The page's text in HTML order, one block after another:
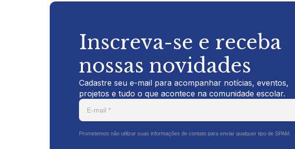
Inscreva-se e receba
nossas novidades
Cadastre seu e-mail para acompanhar notícias, eventos,
projetos e tudo o que acontece na comunidade escolar.
Prometemos não utilizar suas informações de contato para enviar qualquer tipo de SPAM.